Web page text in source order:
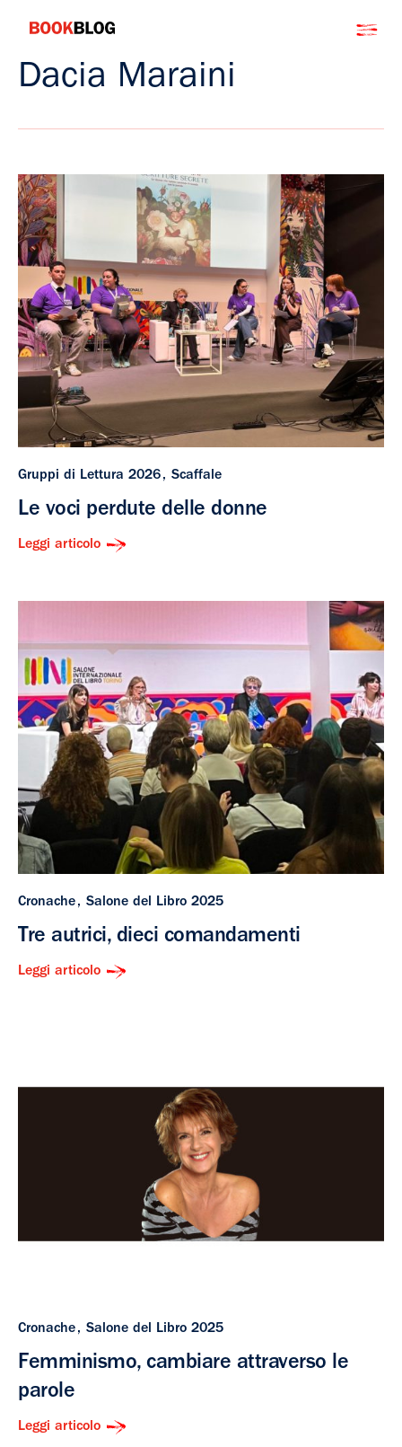
contenuto
Bookblog
Dacia Maraini
Gruppi di Lettura 2026 Scaffale
Le voci perdute delle donne
Leggi articolo
Cronache Salone del Libro 2025
Tre autrici, dieci comandamenti
Leggi articolo
Cronache Salone del Libro 2025
Femminismo, cambiare attraverso le
parole
Leggi articolo